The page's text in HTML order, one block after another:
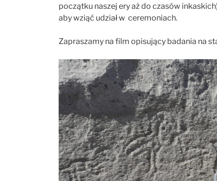
początku naszej ery aż do czasów
aby wziąć udział w ceremoniach.
Zapraszamy na film opisujący badania na